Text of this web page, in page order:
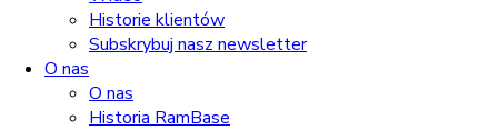
Historie klientów
Subskrybuj nasz newsletter
O nas
O nas
Historia RamBase